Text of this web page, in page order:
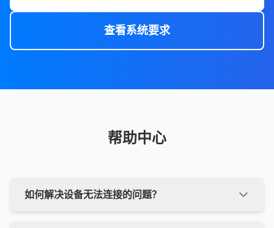
查看系统要求
帮助中心
如何解决设备无法连接的问题？